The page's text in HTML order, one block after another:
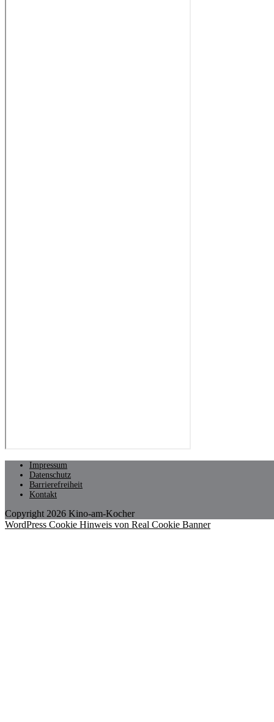
Impressum
Datenschutz
Barrierefreiheit
Kontakt
Copyright 2026 Kino-am-Kocher
WordPress Cookie Hinweis von Real Cookie Banner